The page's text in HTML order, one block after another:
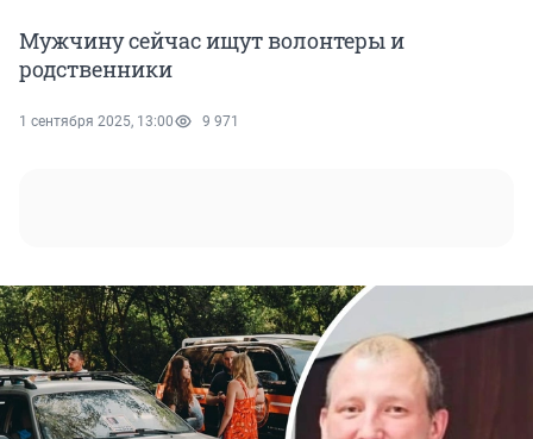
Мужчину сейчас ищут волонтеры и
родственники
1 сентября 2025, 13:00 9 971